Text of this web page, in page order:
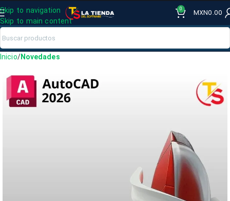
Skip to navigation
Skip to main content
0 MXN0.00
Inicio Novedades